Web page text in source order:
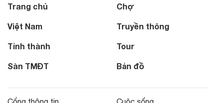
Trang chủ
Việt Nam
Tỉnh thành
Sàn TMĐT
Chợ
Truyền thông
Tour
Bản đồ